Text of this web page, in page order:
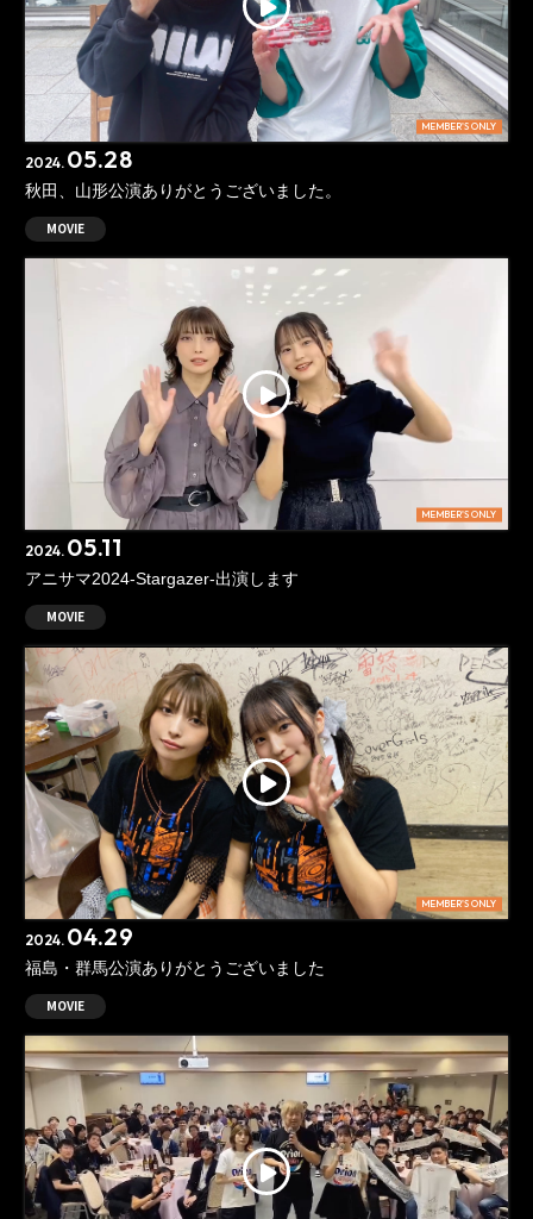
MEMBER'S ONLY
2024. 05.28
秋田、山形公演ありがとうございました。
MOVIE
MEMBER'S ONLY
2024. 05.11
アニサマ2024-Stargazer-出演します
MOVIE
MEMBER'S ONLY
2024. 04.29
福島・群馬公演ありがとうございました
MOVIE